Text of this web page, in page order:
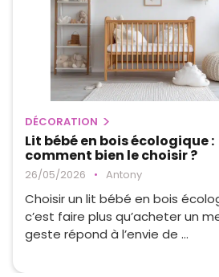
DÉCORATION
Lit bébé en bois écologique :
comment bien le choisir ?
26/05/2026 • Antony
Choisir un lit bébé en bois
c’est faire plus qu’acheter un
geste répond à l’envie de ...